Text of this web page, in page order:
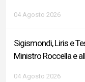
04 Agosto 2026
Sigismondi, Liris e
Ministro Roccella e
04 Agosto 2026